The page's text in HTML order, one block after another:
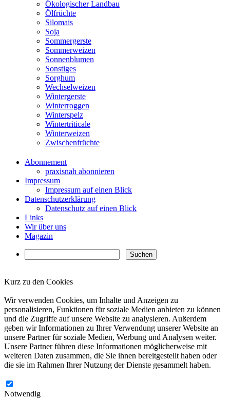
Ökologischer Landbau
Ölfrüchte
Silomais
Soja
Sommergerste
Sommerweizen
Sonnenblumen
Sonstiges
Sorghum
Wechselweizen
Wintergerste
Winterroggen
Winterspelz
Wintertriticale
Winterweizen
Zwischenfrüchte
Abonnement
praxisnah abonnieren
Impressum
Impressum auf einen Blick
Datenschutzerklärung
Datenschutz auf einen Blick
Links
Wir über uns
Magazin
Kurz zu den Cookies
Wir verwenden Cookies, um Inhalte und Anzeigen zu
personalisieren, Funktionen für soziale Medien anbieten zu können
und die Zugriffe auf unsere Website zu analysieren. Außerdem
geben wir Informationen zu Ihrer Verwendung unserer Website an
unsere Partner für soziale Medien, Werbung und Analysen weiter.
Unsere Partner führen diese Informationen möglicherweise mit
weiteren Daten zusammen, die Sie ihnen bereitgestellt haben oder
die sie im Rahmen Ihrer Nutzung der Dienste gesammelt haben.
Notwendig